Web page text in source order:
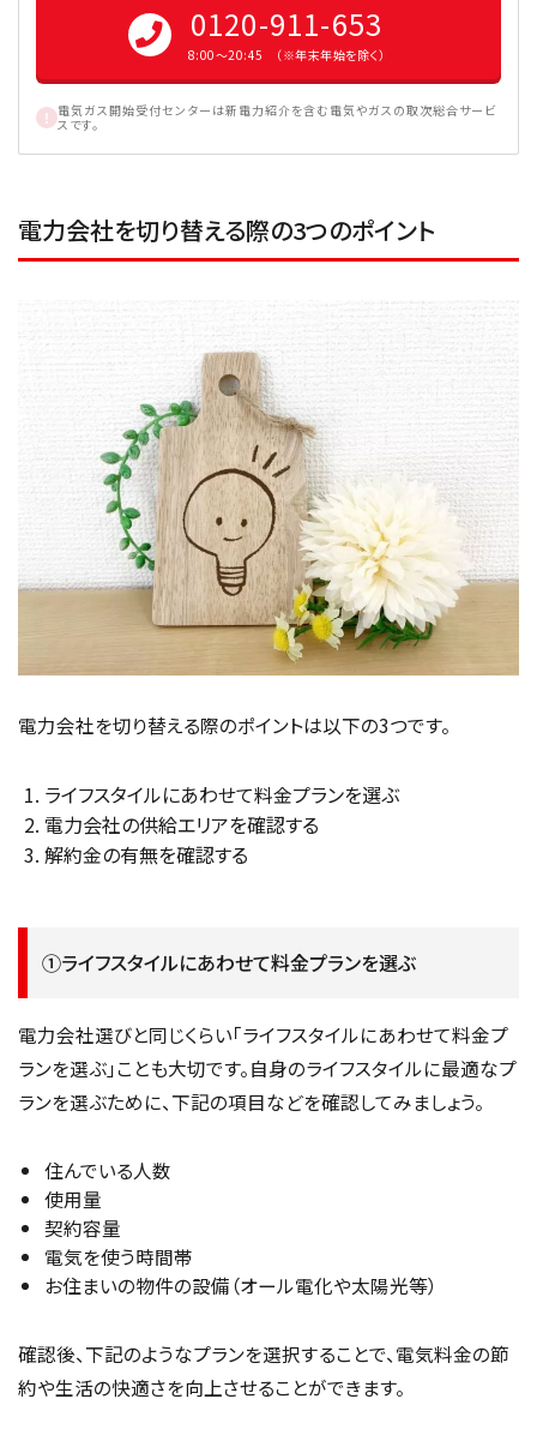
0120-911-653
8:00〜20:45 （※年末年始を除く）
電気ガス開始受付センターは新電力紹介を含む電気やガスの取次総合サービ
スです。
電力会社を切り替える際の3つのポイント
電力会社を切り替える際のポイントは以下の3つです。
ライフスタイルにあわせて料金プランを選ぶ
電力会社の供給エリアを確認する
解約金の有無を確認する
①ライフスタイルにあわせて料金プランを選ぶ
電力会社選びと同じくらい「ライフスタイルにあわせて料金プ
ランを選ぶ」ことも大切です。自身のライフスタイルに最適なプ
ランを選ぶために、下記の項目などを確認してみましょう。
住んでいる人数
使用量
契約容量
電気を使う時間帯
お住まいの物件の設備（オール電化や太陽光等）
確認後、下記のようなプランを選択することで、電気料金の節
約や生活の快適さを向上させることができます。